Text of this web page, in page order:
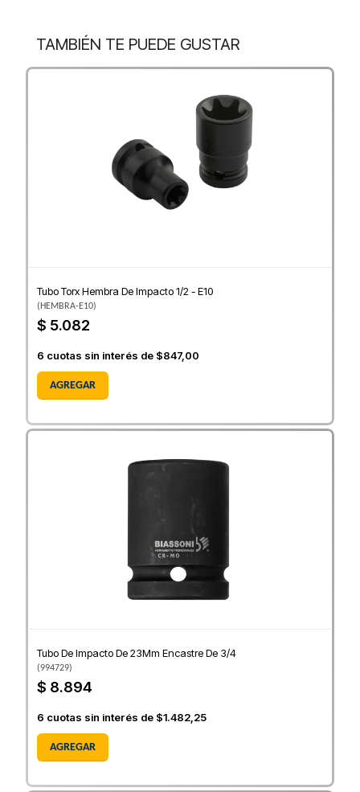
TAMBIÉN TE PUEDE GUSTAR
Tubo Torx Hembra De Impacto 1/2 - E10
(HEMBRA-E10)
$ 5.082
6 cuotas sin interés de $847,00
AGREGAR
Tubo De Impacto De 23Mm Encastre De 3/4
(994729)
$ 8.894
6 cuotas sin interés de $1.482,25
AGREGAR